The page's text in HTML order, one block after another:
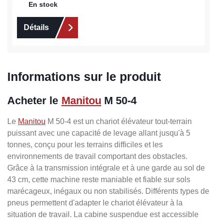
En stock
Détails
Informations sur le produit
Acheter le Manitou M 50-4
Le Manitou M 50-4 est un chariot élévateur tout-terrain
puissant avec une capacité de levage allant jusqu'à 5
tonnes, conçu pour les terrains difficiles et les
environnements de travail comportant des obstacles.
Grâce à la transmission intégrale et à une garde au sol de
43 cm, cette machine reste maniable et fiable sur sols
marécageux, inégaux ou non stabilisés. Différents types de
pneus permettent d'adapter le chariot élévateur à la
situation de travail. La cabine suspendue est accessible